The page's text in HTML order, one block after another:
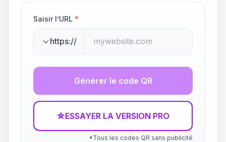
Saisir l’URL *
https://
Générer le code QR
☆ESSAYER LA VERSION PRO
*Tous les codes QR sans publicité